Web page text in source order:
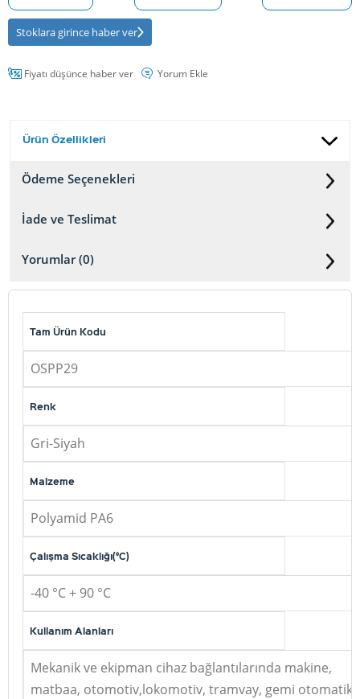
Stoklara girince haber ver
Fiyatı düşünce haber ver Yorum Ekle
Ürün Özellikleri
Ödeme Seçenekleri
İade ve Teslimat
Yorumlar (0)
Tam Ürün Kodu
OSPP29
Renk
Gri-Siyah
Malzeme
Polyamid PA6
Çalışma Sıcaklığı(°C)
-40 °C + 90 °C
Kullanım Alanları
Mekanik ve ekipman cihaz bağlantılarında makine,
matbaa, otomotiv,lokomotiv, tramvay, gemi otomatik